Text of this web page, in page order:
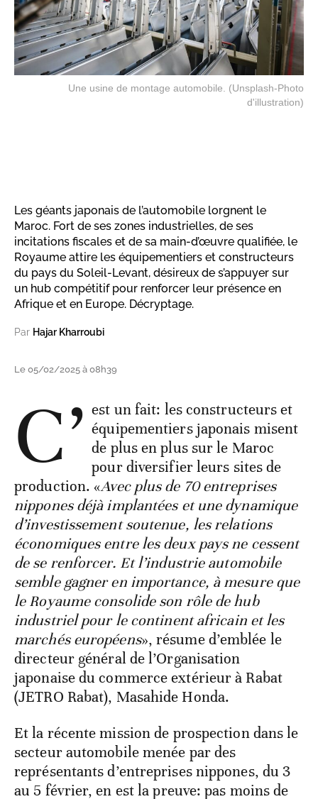
Une usine de montage automobile. (Unsplash-Photo
d'illustration)
Les géants japonais de l’automobile lorgnent le
Maroc. Fort de ses zones industrielles, de ses
incitations fiscales et de sa main-d’œuvre qualifiée, le
Royaume attire les équipementiers et constructeurs
du pays du Soleil-Levant, désireux de s’appuyer sur
un hub compétitif pour renforcer leur présence en
Afrique et en Europe. Décryptage.
Par Hajar Kharroubi
Le 05/02/2025 à 08h39
C’ est un fait: les constructeurs et
équipementiers japonais misent
de plus en plus sur le Maroc
pour diversifier leurs sites de
production. «Avec plus de 70 entreprises
nippones déjà implantées et une dynamique
d’investissement soutenue, les relations
économiques entre les deux pays ne cessent
de se renforcer. Et l’industrie automobile
semble gagner en importance, à mesure que
le Royaume consolide son rôle de hub
industriel pour le continent africain et les
marchés européens», résume d’emblée le
directeur général de l’Organisation
japonaise du commerce extérieur à Rabat
(JETRO Rabat), Masahide Honda.
Et la récente mission de prospection dans le
secteur automobile menée par des
représentants d’entreprises nippones, du 3
au 5 février, en est la preuve: pas moins de